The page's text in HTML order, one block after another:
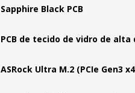
Sapphire Black PCB
PCB de tecido de vidro de alta
ASRock Ultra M.2 (PCIe Gen3